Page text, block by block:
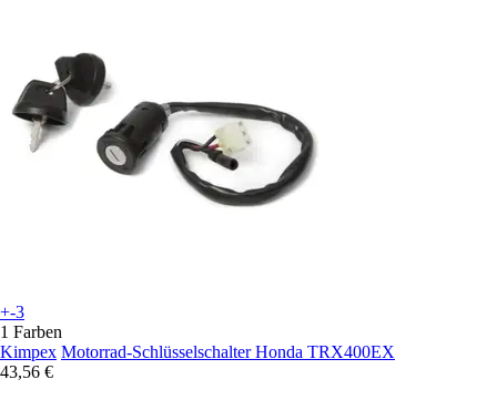
+-3
1 Farben
Kimpex Motorrad-Schlüsselschalter Honda TRX400EX
43,56 €